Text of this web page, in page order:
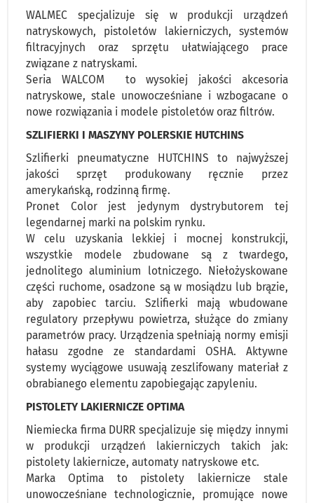
WALMEC specjalizuje się w produkcji urządzeń
natryskowych, pistoletów lakierniczych, systemów
filtracyjnych oraz sprzętu ułatwiającego prace
związane z natryskami.
Seria WALCOM to wysokiej jakości akcesoria
natryskowe, stale unowocześniane i wzbogacane o
nowe rozwiązania i modele pistoletów oraz filtrów.
SZLIFIERKI I MASZYNY POLERSKIE HUTCHINS
Szlifierki pneumatyczne HUTCHINS to najwyższej
jakości sprzęt produkowany ręcznie przez
amerykańską, rodzinną firmę.
Pronet Color jest jedynym dystrybutorem tej
legendarnej marki na polskim rynku.
W celu uzyskania lekkiej i mocnej konstrukcji,
wszystkie modele zbudowane są z twardego,
jednolitego aluminium lotniczego. Niełożyskowane
części ruchome, osadzone są w mosiądzu lub brązie,
aby zapobiec tarciu. Szlifierki mają wbudowane
regulatory przepływu powietrza, służące do zmiany
parametrów pracy. Urządzenia spełniają normy emisji
hałasu zgodne ze standardami OSHA. Aktywne
systemy wyciągowe usuwają zeszlifowany materiał z
obrabianego elementu zapobiegając zapyleniu.
PISTOLETY LAKIERNICZE OPTIMA
Niemiecka firma DURR specjalizuje się między innymi
w produkcji urządzeń lakierniczych takich jak:
pistolety lakiernicze, automaty natryskowe etc.
Marka Optima to pistolety lakiernicze stale
unowocześniane technologicznie, promujące nowe